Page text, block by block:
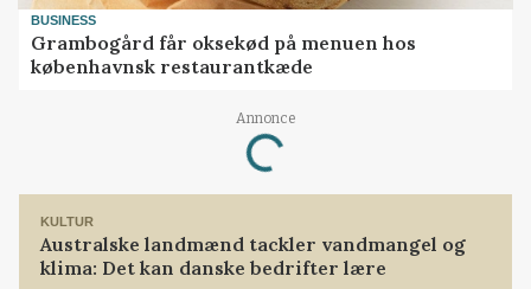
BUSINESS
Grambogård får oksekød på menuen hos
københavnsk restaurantkæde
Annonce
Loading...
KULTUR
Australske landmænd tackler vandmangel og
klima: Det kan danske bedrifter lære